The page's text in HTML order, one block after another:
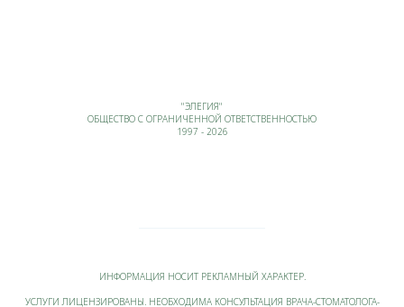
"ЭЛЕГИЯ"
ОБЩЕСТВО С ОГРАНИЧЕННОЙ ОТВЕТСТВЕННОСТЬЮ
1997 - 2026
ИНФОРМАЦИЯ НОСИТ РЕКЛАМНЫЙ ХАРАКТЕР.
УСЛУГИ ЛИЦЕНЗИРОВАНЫ. НЕОБХОДИМА КОНСУЛЬТАЦИЯ ВРАЧА-СТОМАТОЛОГА-